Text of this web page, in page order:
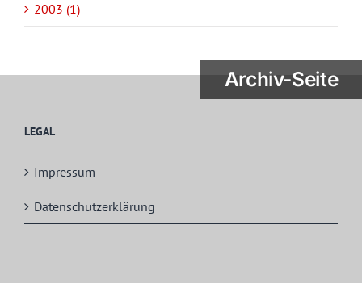
2003 (1)
LEGAL
Impressum
Datenschutzerklärung
Archiv-Seite